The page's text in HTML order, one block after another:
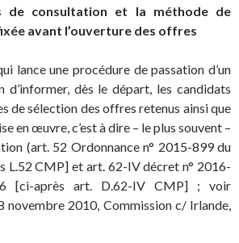
de consultation et la méthode de
avant l’ouverture des offres
lance une procédure de passation d’un
d’informer, dès le départ, les candidats
de sélection des offres retenus ainsi que
en œuvre, c’est à dire – le plus souvent –
(art. 52 Ordonnance n° 2015-899 du
L.52 CMP] et art. 62-IV décret n° 2016-
[ci-après art. D.62-IV CMP] ; voir
novembre 2010, Commission c/ Irlande,